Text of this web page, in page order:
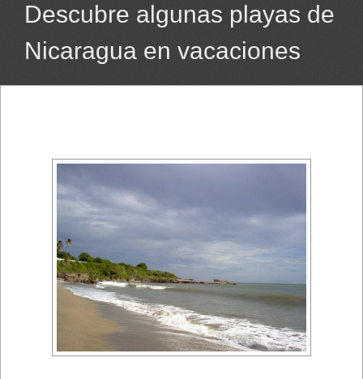
Descubre algunas playas de
Nicaragua en vacaciones